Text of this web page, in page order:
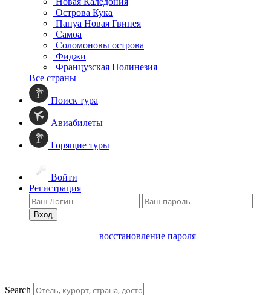
Острова Кука
Папуа Новая Гвинея
Самоа
Соломоновы острова
Фиджи
Французская Полинезия
Все страны
Поиск тура
Авиабилеты
Горящие туры
Войти
Регистрация
Вход
восстановление пароля
Search